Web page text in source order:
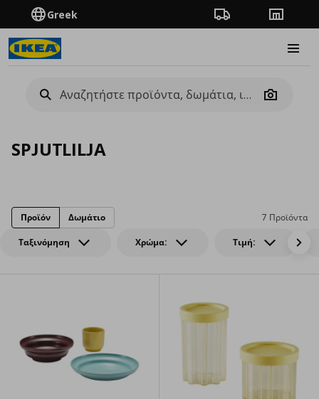
Greek Πορεία παραγγελίας
Camera
SPJUTLILJA
Ταξινόμηση Χρώμα: Τιμή:
7 Προϊόντα
Προϊόν Δωμάτιο